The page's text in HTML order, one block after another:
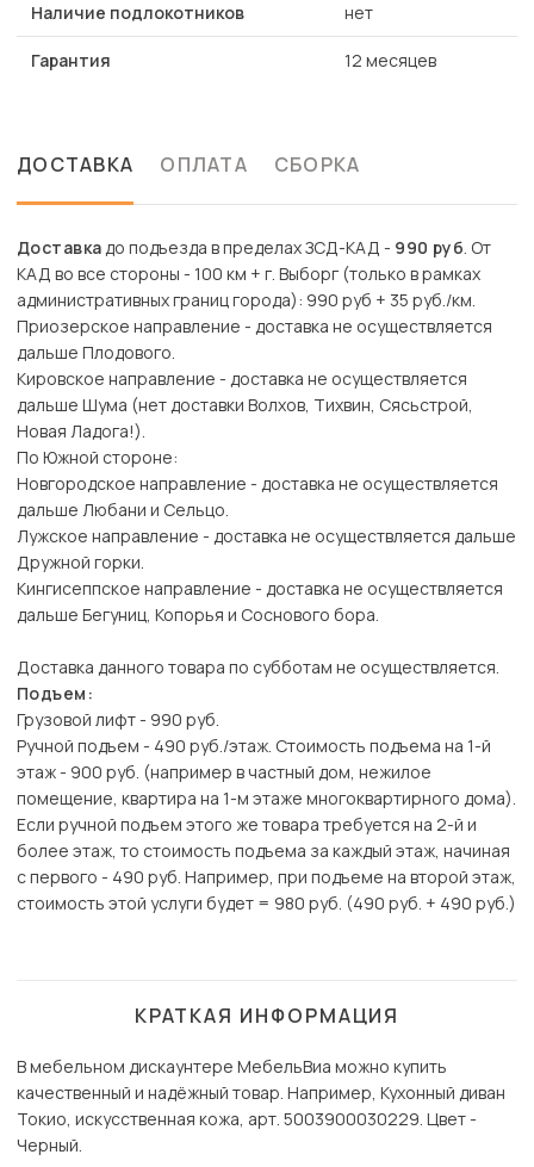
Наличие подлокотников нет
Гарантия 12 месяцев
ДОСТАВКА ОПЛАТА СБОРКА
Доставкадо подъезда в пределах ЗСД-КАД - 990 руб. От
КАД во все стороны - 100 км + г. Выборг (только в рамках
административных границ города): 990 руб + 35 руб./км.
Приозерское направление - доставка не осуществляется
дальше Плодового.
Кировское направление - доставка не осуществляется
дальше Шума (нет доставки Волхов, Тихвин, Сясьстрой,
Новая Ладога!).
По Южной стороне:
Новгородское направление - доставка не осуществляется
дальше Любани и Сельцо.
Лужское направление - доставка не осуществляется дальше
Дружной горки.
Кингисеппское направление - доставка не осуществляется
дальше Бегуниц, Копорья и Соснового бора.
Доставка данного товара по субботам не осуществляется.
Подъем:
Грузовой лифт - 990 руб.
Ручной подъем - 490 руб./этаж. Стоимость подъема на 1-й
этаж - 900 руб. (например в частный дом, нежилое
помещение, квартира на 1-м этаже многоквартирного дома).
Если ручной подъем этого же товара требуется на 2-й и
более этаж, то стоимость подъема за каждый этаж, начиная
с первого - 490 руб. Например, при подъеме на второй этаж,
стоимость этой услуги будет = 980 руб. (490 руб. + 490 руб.)
КРАТКАЯ ИНФОРМАЦИЯ
В мебельном дискаунтере МебельВиа можно купить
качественный и надёжный товар. Например, Кухонный диван
Токио, искусственная кожа, арт. 5003900030229. Цвет -
Черный.